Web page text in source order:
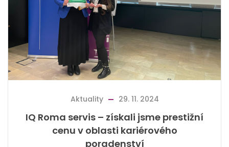
Aktuality 29. 11. 2024
IQ Roma servis – získali jsme prestižní
cenu v oblasti kariérového
poradenství